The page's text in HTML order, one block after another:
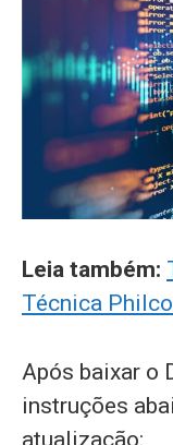
Leia também:
Técnica
Após baixar o
instruções
atualização: